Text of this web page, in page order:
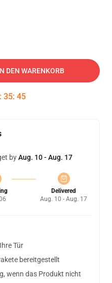
DEN WARENKORB
: 35: 45
byAug. 10 - Aug. 17
Delivered
Aug. 10 - Aug. 17
Tür
bereitgestellt
wenn das Produkt nicht